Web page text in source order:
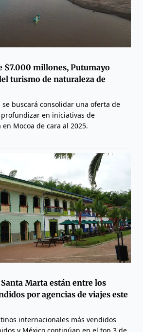
$7.000 millones, Putumayo
turismo de naturaleza de
se buscará consolidar una oferta de
en iniciativas de
Mocoa de cara al 2025.
Marta están entre los
por agencias de viajes este
internacionales más vendidos